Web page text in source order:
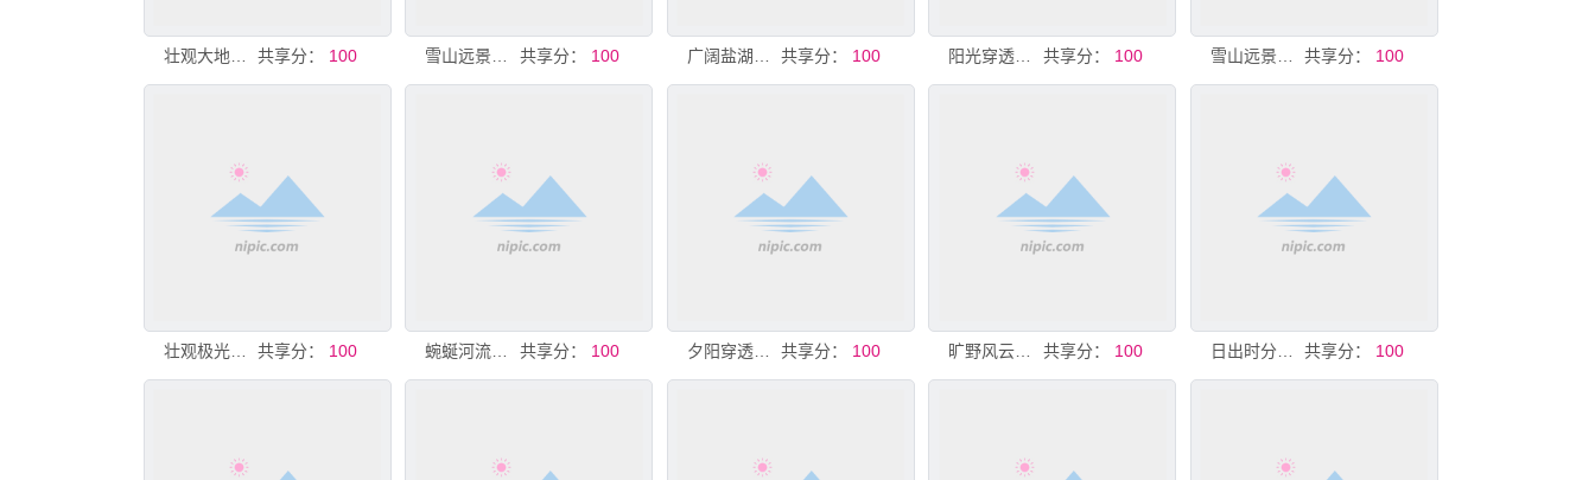
共享分： 100 共享分： 100 共享分： 100 共享分： 100 共享分： 100
壮观极光笼罩广袤大地 共享分： 100 共享分： 100 夕阳穿透云层洒向大地 共享分： 100 共享分： 100 共享分： 100